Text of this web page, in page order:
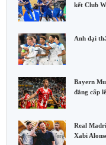
kết Club
Anh đại
Bayern
đẳng cấp
Real
Xabi